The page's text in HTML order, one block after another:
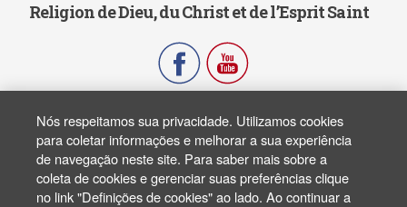
Religion de Dieu, du Christ et de l’Esprit Saint
Copyright ® 2003-2026 - FJPN. Todos os direitos reservados. All rights
reserved.
Nós respeitamos sua privacidade. Utilizamos cookies
para coletar informações e melhorar a sua experiência
de navegação neste site. Para saber mais sobre a
coleta de cookies e gerenciar suas preferências clique
no link "Definições de cookies" ao lado. Ao continuar a